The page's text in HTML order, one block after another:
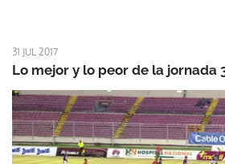
31 JUL 2017
Lo mejor y lo peor de la jornada